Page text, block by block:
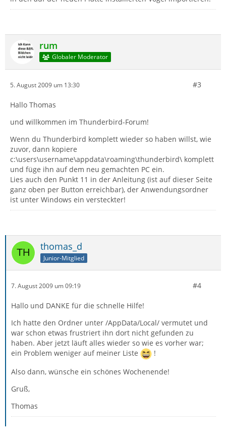
rum
Globaler Moderator
5. August 2009 um 13:30 #3
Hallo Thomas
und willkommen im Thunderbird-Forum!
Wenn du Thunderbird komplett wieder so haben willst, wie
zuvor, dann kopiere
c:\users\username\appdata\roaming\thunderbird\ komplett
und füge ihn auf dem neu gemachten PC ein.
Lies auch den Punkt 11 in der Anleitung (ist auf dieser Seite
ganz oben per Button erreichbar), der Anwendungsordner
ist unter Windows ein versteckter!
thomas_d
Junior-Mitglied
7. August 2009 um 09:19 #4
Hallo und DANKE für die schnelle Hilfe!
Ich hatte den Ordner unter /AppData/Local/ vermutet und
war schon etwas frustriert ihn dort nicht gefunden zu
haben. Aber jetzt läuft alles wieder so wie es vorher war;
ein Problem weniger auf meiner Liste
!
Also dann, wünsche ein schönes Wochenende!
Gruß,
Thomas